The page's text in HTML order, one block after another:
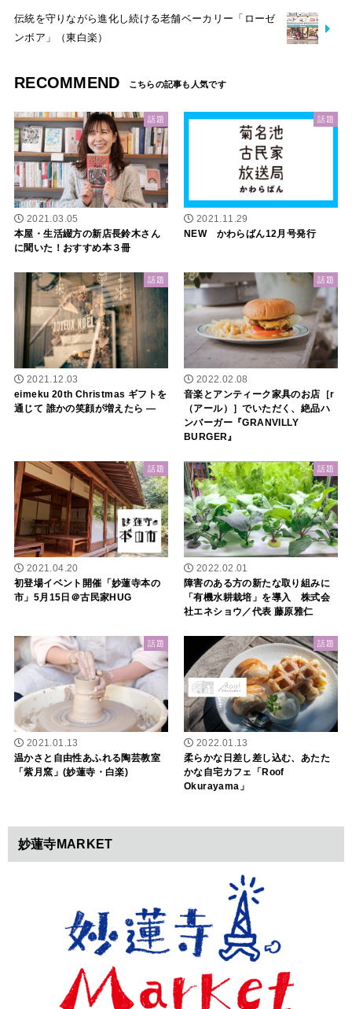
伝統を守りながら進化し続ける老舗ベーカリー「ローゼ
ンボア」（東白楽）
RECOMMEND
話題
2021.03.05
本屋・生活綴方の新店長鈴木さん
に聞いた！おすすめ本３冊
話題
2021.11.29
NEW かわらばん12月号発行
話題
2021.12.03
eimeku 20th Christmas ギフトを
通じて 誰かの笑顔が増えたら ―
話題
2022.02.08
音楽とアンティーク家具のお店［r
（アール）］でいただく、絶品ハ
ンバーガー『GRANVILLY
BURGER』
話題
2021.04.20
初登場イベント開催「妙蓮寺本の
市」5月15日＠古民家HUG
話題
2022.02.01
障害のある方の新たな取り組みに
「有機水耕栽培」を導入 株式会
社エネショウ／代表 藤原雅仁
話題
2021.01.13
温かさと自由性あふれる陶芸教室
「紫月窯」(妙蓮寺・白楽)
話題
2022.01.13
柔らかな日差し差し込む、あたた
かな自宅カフェ「Roof
Okurayama」
妙蓮寺MARKET